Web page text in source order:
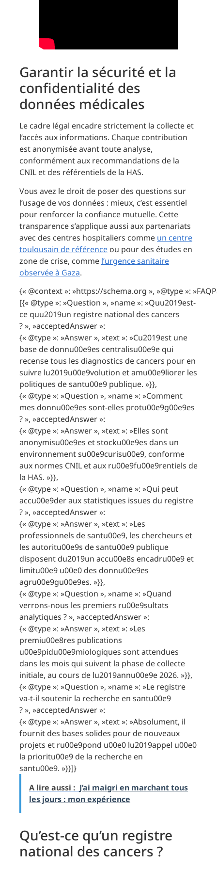
Garantir la sécurité et la
confidentialité des
données médicales
Le cadre légal encadre strictement la collecte et
l’accès aux informations. Chaque contribution
est anonymisée avant toute analyse,
conformément aux recommandations de la
CNIL et des référentiels de la HAS.
Vous avez le droit de poser des questions sur
l’usage de vos données : mieux, c’est essentiel
pour renforcer la confiance mutuelle. Cette
transparence s’applique aussi aux partenariats
avec des centres hospitaliers comme un centre
toulousain de référence ou pour des études en
zone de crise, comme l’urgence sanitaire
observée à Gaza.
{« @context »: »https://schema.org », »@type »:
[{« @type »: »Question », »name »: »Quu2019est-
ce quu2019un registre national des cancers
? », »acceptedAnswer »:
{« @type »: »Answer », »text »: »Cu2019est une
base de donnu00e9es centralisu00e9e qui
recense tous les diagnostics de cancers pour en
suivre lu2019u00e9volution et amu00e9liorer les
politiques de santu00e9 publique. »}},
{« @type »: »Question », »name »: »Comment
mes donnu00e9es sont-elles protu00e9g00e9es
? », »acceptedAnswer »:
{« @type »: »Answer », »text »: »Elles sont
anonymisu00e9es et stocku00e9es dans un
environnement su00e9curisu00e9, conforme
aux normes CNIL et aux ru00e9fu00e9rentiels de
la HAS. »}},
{« @type »: »Question », »name »: »Qui peut
accu00e9der aux statistiques issues du registre
? », »acceptedAnswer »:
{« @type »: »Answer », »text »: »Les
professionnels de santu00e9, les chercheurs et
les autoritu00e9s de santu00e9 publique
disposent du2019un accu00e8s encadru00e9 et
limitu00e9 u00e0 des donnu00e9es
agru00e9gu00e9es. »}},
{« @type »: »Question », »name »: »Quand
verrons-nous les premiers ru00e9sultats
analytiques ? », »acceptedAnswer »:
{« @type »: »Answer », »text »: »Les
premiu00e8res publications
u00e9pidu00e9miologiques sont attendues
dans les mois qui suivent la phase de collecte
initiale, au cours de lu2019annu00e9e 2026. »}},
{« @type »: »Question », »name »: »Le registre
va-t-il soutenir la recherche en santu00e9
? », »acceptedAnswer »:
{« @type »: »Answer », »text »: »Absolument, il
fournit des bases solides pour de nouveaux
projets et ru00e9pond u00e0 lu2019appel u00e0
la prioritu00e9 de la recherche en
santu00e9. »}}]}
A lire aussi : J’ai maigri en marchant tous
les jours : mon expérience
Qu’est-ce qu’un registre
national des cancers ?